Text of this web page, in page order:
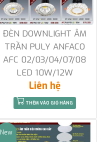
ĐÈN DOWNLIGHT ÂM
TRẦN PULY ANFACO
AFC 02/03/04/07/08
LED 10W/12W
Liên hệ
THÊM VÀO GIỎ HÀNG
Sale
New